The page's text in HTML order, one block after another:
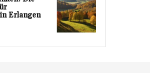
Erlangen